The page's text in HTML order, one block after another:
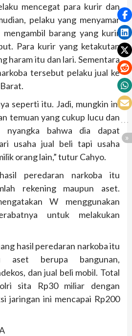
mencegat para kurir dan
pelaku yang menyamar
barang yang kurir
Para kurir yang ketakutan
haram itu dan lari. Sementara
tersebut pelaku jual ke
seperti itu. Jadi, mungkin ini
temuan yang cukup lucu dan
bahwa dia dapat
usaha jual beli tapi usaha
orang lain,” tutur Cahyo.
peredaran narkoba itu
rekening maupun aset.
W menggunakan
untuk melakukan
hasil peredaran narkoba itu
aset berupa bangunan,
dan jual beli mobil. Total
sita Rp30 miliar dengan
jaringan ini mencapai Rp200